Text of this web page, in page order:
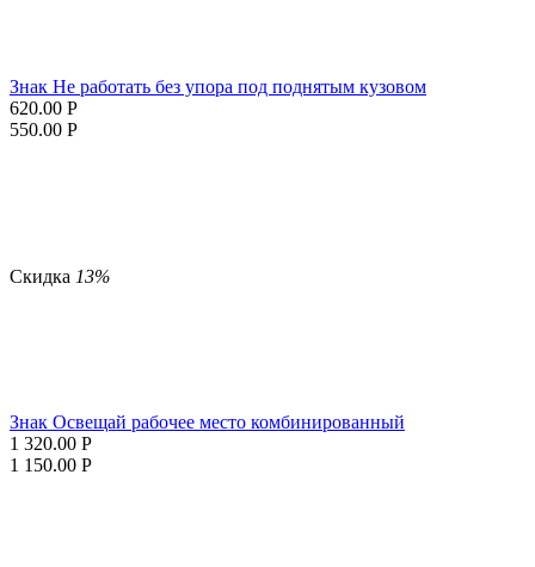
Знак Не работать без упора под поднятым кузовом
620.00 Р
550.00 Р
Скидка 13%
Знак Освещай рабочее место комбинированный
1 320.00 Р
1 150.00 Р